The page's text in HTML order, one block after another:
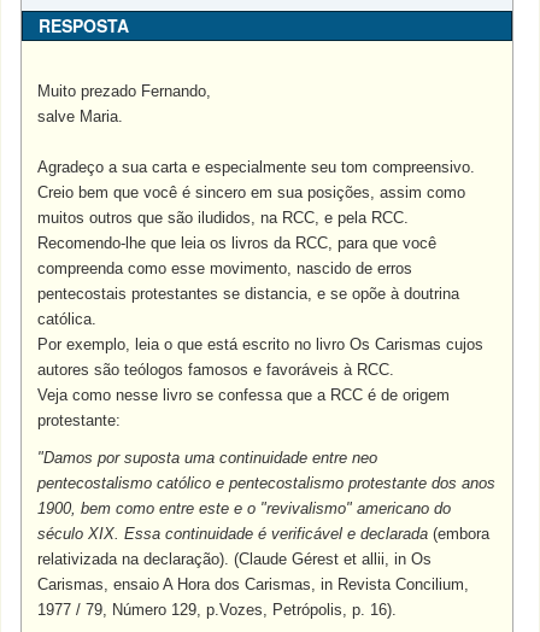
RESPOSTA
Muito prezado Fernando,
salve Maria.
Agradeço a sua carta e especialmente seu tom compreensivo.
Creio bem que você é sincero em sua posições, assim como
muitos outros que são iludidos, na RCC, e pela RCC.
Recomendo-lhe que leia os livros da RCC, para que você
compreenda como esse movimento, nascido de erros
pentecostais protestantes se distancia, e se opõe à doutrina
católica.
Por exemplo, leia o que está escrito no livro Os Carismas cujos
autores são teólogos famosos e favoráveis à RCC.
Veja como nesse livro se confessa que a RCC é de origem
protestante:
"Damos por suposta uma continuidade entre neo
pentecostalismo católico e pentecostalismo protestante dos anos
1900, bem como entre este e o "revivalismo" americano do
século XIX. Essa continuidade é verificável e declarada (embora
relativizada na declaração). (Claude Gérest et allii, in Os
Carismas, ensaio A Hora dos Carismas, in Revista Concilium,
1977 / 79, Número 129, p.Vozes, Petrópolis, p. 16).